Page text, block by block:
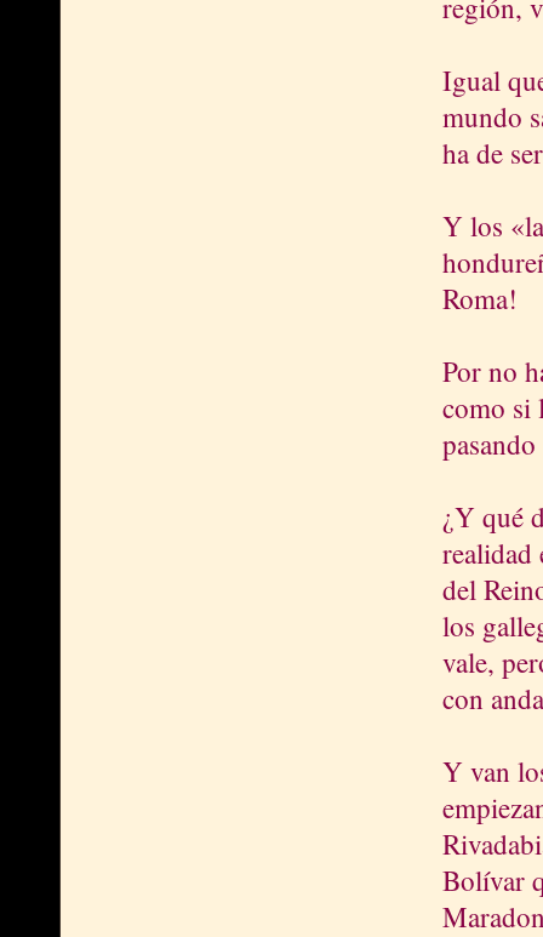
región,
Igual
mundo
ha de
Y los
Roma!
Por no
como si
¿Y qué
realidad
del
los
vale,
con
Y van
Bolívar